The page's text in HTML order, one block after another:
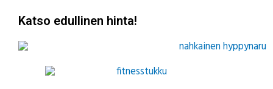
Katso edullinen hinta!